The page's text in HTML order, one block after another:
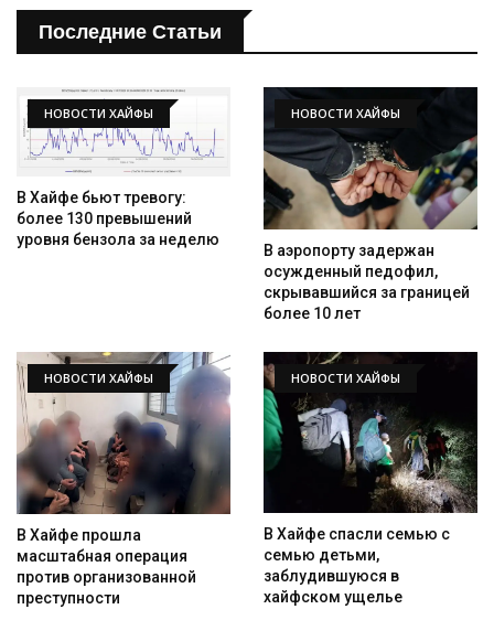
Последние Статьи
НОВОСТИ ХАЙФЫ
В Хайфе бьют тревогу:
более 130 превышений
уровня бензола за неделю
НОВОСТИ ХАЙФЫ
В аэропорту задержан
осужденный педофил,
скрывавшийся за границей
более 10 лет
НОВОСТИ ХАЙФЫ
В Хайфе прошла
масштабная операция
против организованной
преступности
НОВОСТИ ХАЙФЫ
В Хайфе спасли семью с
семью детьми,
заблудившуюся в
хайфском ущелье